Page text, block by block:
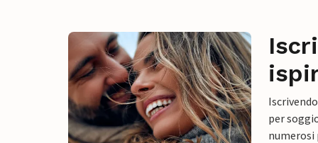
per
numerosi